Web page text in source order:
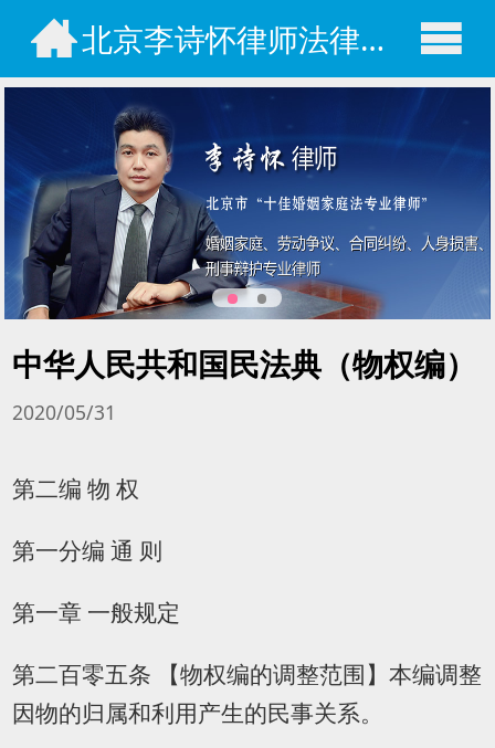
北京李诗怀律师法律咨询网
中华人民共和国民法典（物权编）
2020/05/31
第二编 物 权
第一分编 通 则
第一章 一般规定
第二百零五条 【物权编的调整范围】本编调整
因物的归属和利用产生的民事关系。